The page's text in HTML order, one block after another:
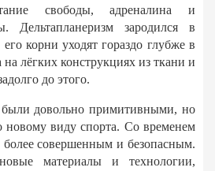
свободы, адреналина и
Дельтапланеризм зародился в
корни уходят гораздо глубже в
лёгких конструкциях из ткани и
до этого.
довольно примитивными, но
новому виду спорта. Со временем
более совершенным и безопасным.
материалы и технологии,